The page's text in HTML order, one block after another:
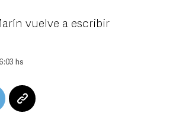
vuelve a escribir
hs